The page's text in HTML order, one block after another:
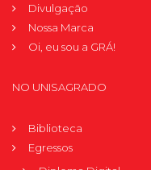
Divulgação
Nossa Marca
Oi, eu sou a GRÁ!
NO UNISAGRADO
Biblioteca
Egressos